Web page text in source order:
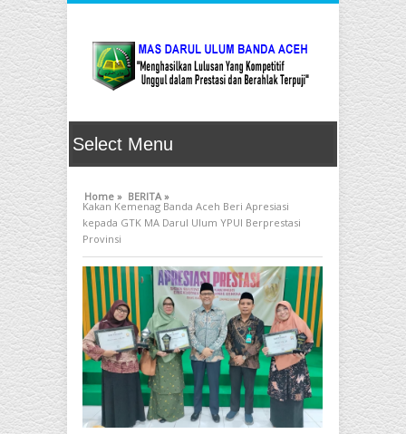
Home » BERITA »
Kakan Kemenag Banda Aceh Beri Apresiasi
kepada GTK MA Darul Ulum YPUI Berprestasi
Provinsi